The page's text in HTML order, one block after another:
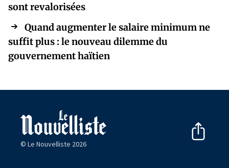
sont revalorisées
Quand augmenter le salaire minimum ne
suffit plus : le nouveau dilemme du
gouvernement haïtien
© Le Nouvelliste 2026